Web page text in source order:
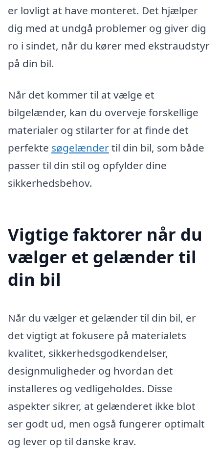
er lovligt at have monteret. Det hjælper
dig med at undgå problemer og giver dig
ro i sindet, når du kører med ekstraudstyr
på din bil.
Når det kommer til at vælge et
bilgelænder, kan du overveje forskellige
materialer og stilarter for at finde det
perfekte søgelændertil din bil, som både
passer til din stil og opfylder dine
sikkerhedsbehov.
Vigtige faktorer når du
vælger et gelænder til
din bil
Når du vælger et gelænder til din bil, er
det vigtigt at fokusere på materialets
kvalitet, sikkerhedsgodkendelser,
designmuligheder og hvordan det
installeres og vedligeholdes. Disse
aspekter sikrer, at gelænderet ikke blot
ser godt ud, men også fungerer optimalt
og lever op til danske krav.